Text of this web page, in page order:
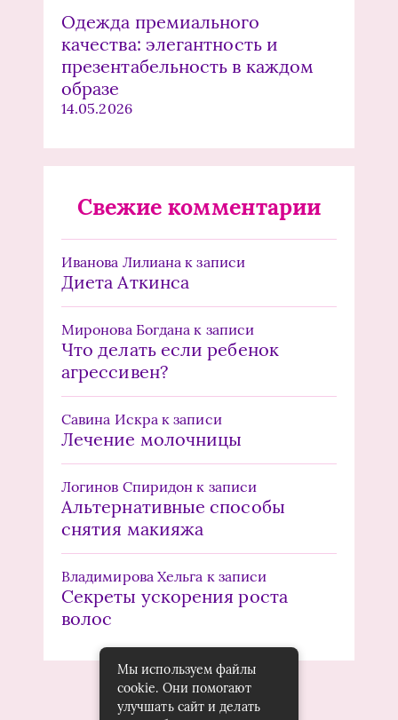
Одежда премиального
качества: элегантность и
презентабельность в каждом
образе
14.05.2026
Свежие комментарии
Иванова Лилиана к записи
Диета Аткинса
Миронова Богдана к записи
Что делать если ребенок
агрессивен?
Савина Искра к записи
Лечение молочницы
Логинов Спиридон к записи
Альтернативные способы
снятия макияжа
Владимирова Хельга к записи
Секреты ускорения роста
волос
Мы используем файлы
cookie. Они помогают
улучшать сайт и делать